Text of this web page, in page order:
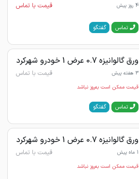
4 روز پیش قیمت با تماس
تماس گفتگو
ورق گالوانیزه 0.7 عرض 1 خودرو شهرکرد
3 هفته پیش قیمت با تماس
قیمت ممکن است به‌روز نباشد
تماس گفتگو
ورق گالوانیزه 0.7 عرض 1 خودرو شهرکرد
1 ماه پیش قیمت با تماس
قیمت ممکن است به‌روز نباشد